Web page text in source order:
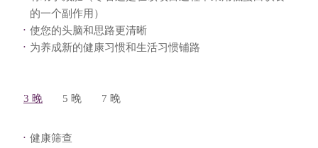
的一个副作用）
使您的头脑和思路更清晰
为养成新的健康习惯和生活习惯铺路
3 晚 5 晚 7 晚
健康筛查